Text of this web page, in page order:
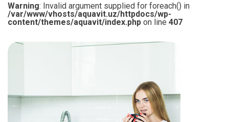
Warning: Invalid argument supplied for foreach() in
/var/www/vhosts/aquavit.uz/httpdocs/wp-
content/themes/aquavit/index.php on line 407